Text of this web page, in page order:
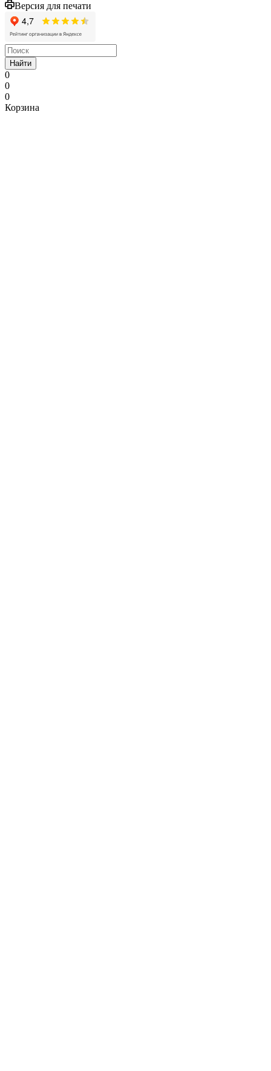
Версия для печати
Найти
0
0
0
Корзина